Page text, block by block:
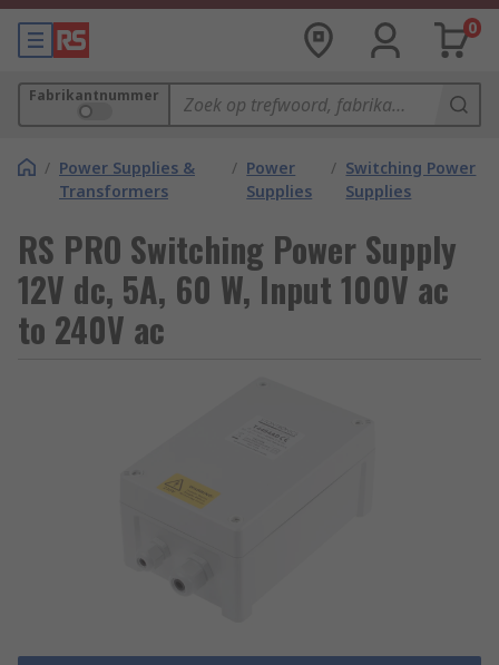
0
Fabrikantnummer
/ Power Supplies &
Transformers
/ Power
Supplies
/ Switching Power
Supplies
RS PRO Switching Power Supply
12V dc, 5A, 60 W, Input 100V ac
to 240V ac